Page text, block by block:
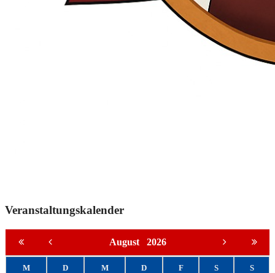
Veranstaltungskalender
August 2026
M D M D F S
S